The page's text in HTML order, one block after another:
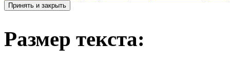
Принять и закрыть
Размер текста: